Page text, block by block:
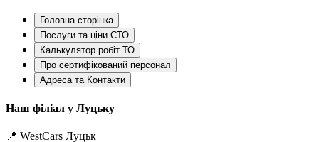
Головна сторінка
Послуги та ціни СТО
Калькулятор робіт ТО
Про сертифікований персонал
Адреса та Контакти
Наш філіал у Луцьку
📍 WestCars Луцьк